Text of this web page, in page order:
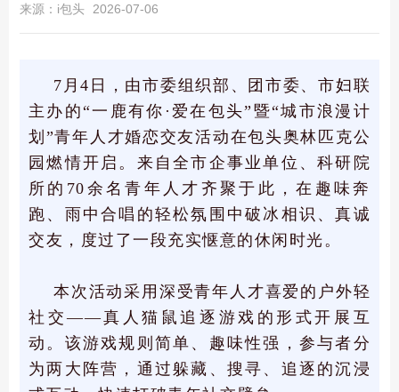
来源：i包头 2026-07-06
7月4日，由市委组织部、团市委、市妇联
主办的“一鹿有你·爱在包头”暨“城市浪漫计
划”青年人才婚恋交友活动在包头奥林匹克公
园燃情开启。来自全市企事业单位、科研院
所的70余名青年人才齐聚于此，在趣味奔
跑、雨中合唱的轻松氛围中破冰相识、真诚
交友，度过了一段充实惬意的休闲时光。
本次活动采用深受青年人才喜爱的户外轻
社交——真人猫鼠追逐游戏的形式开展互
动。该游戏规则简单、趣味性强，参与者分
为两大阵营，通过躲藏、搜寻、追逐的沉浸